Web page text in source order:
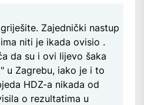
Zajednički nastup
niti je ikada ovisio .
da su i ovi lijevo šaka
u Zagrebu, iako je i to
HDZ-a nikada od
o rezultatima u